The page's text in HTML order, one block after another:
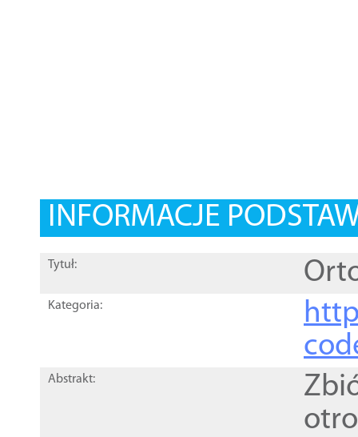
INFORMACJE
Tytuł:
Kategoria:
Abstrakt: